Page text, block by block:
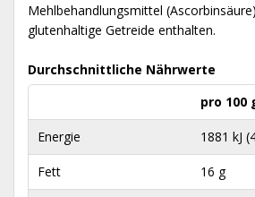
Mehlbehandlungsmittel
glutenhaltige Getreide enthalten.
Durchschnittliche Nährwerte
pro 100
Energie 1881 kJ
Fett 16 g